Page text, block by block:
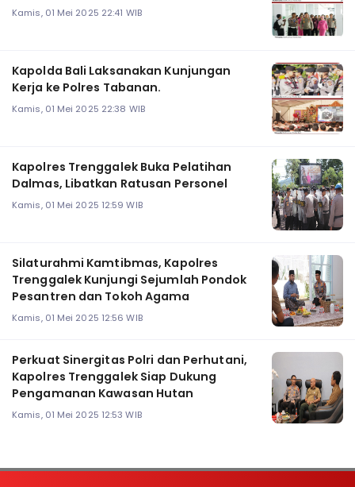
Kamis, 01 Mei 2025 22:41 WIB
Kapolda Bali Laksanakan Kunjungan
Kerja ke Polres Tabanan.
Kamis, 01 Mei 2025 22:38 WIB
Kapolres Trenggalek Buka Pelatihan
Dalmas, Libatkan Ratusan Personel
Kamis, 01 Mei 2025 12:59 WIB
Silaturahmi Kamtibmas, Kapolres
Trenggalek Kunjungi Sejumlah Pondok
Pesantren dan Tokoh Agama
Kamis, 01 Mei 2025 12:56 WIB
Perkuat Sinergitas Polri dan Perhutani,
Kapolres Trenggalek Siap Dukung
Pengamanan Kawasan Hutan
Kamis, 01 Mei 2025 12:53 WIB